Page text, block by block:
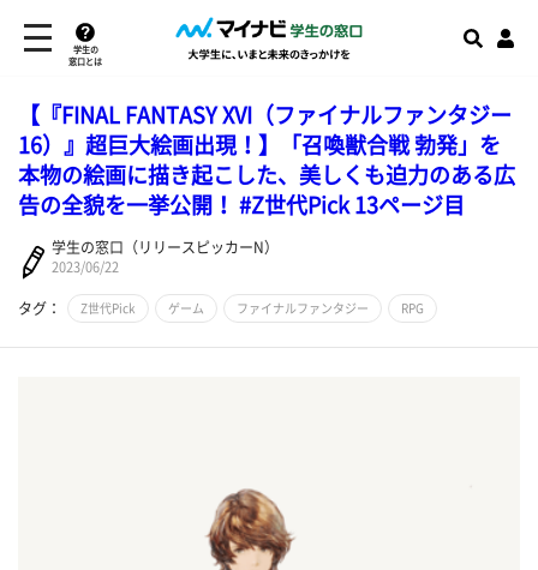
学生の
窓口とは
【『FINAL FANTASY XVI（ファイナルファンタジー
16）』超巨大絵画出現！】「召喚獣合戦 勃発」を
本物の絵画に描き起こした、美しくも迫力のある広
告の全貌を一挙公開！ #Z世代Pick 13ページ目
学生の窓口（リリースピッカーN）
2023/06/22
タグ： Z世代Pick ゲーム ファイナルファンタジー RPG